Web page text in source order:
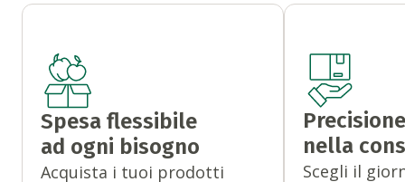
Spesa flessibile
ad ogni bisogno
Acquista i tuoi prodotti
Precisione
nella
Scegli il